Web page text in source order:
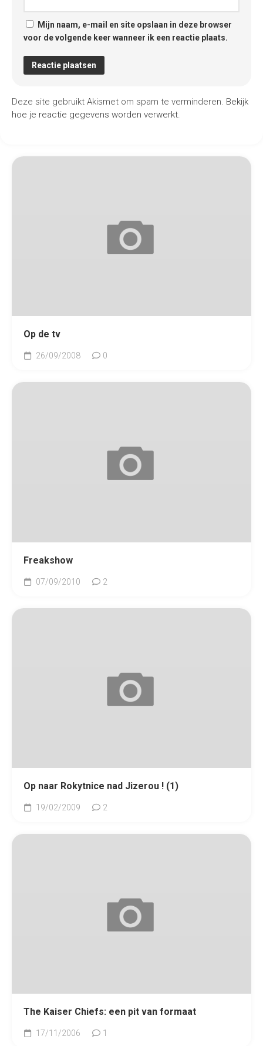
Mijn naam, e-mail en site opslaan in deze browser
voor de volgende keer wanneer ik een reactie plaats.
Deze site gebruikt Akismet om spam te verminderen. Bekijk
hoe je reactie gegevens worden verwerkt.
Op de tv
26/09/2008 0
Freakshow
07/09/2010 2
Op naar Rokytnice nad Jizerou ! (1)
19/02/2009 2
The Kaiser Chiefs: een pit van formaat
17/11/2006 1